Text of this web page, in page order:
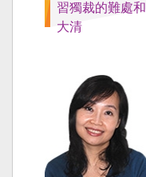
習獨裁的難處和
大清